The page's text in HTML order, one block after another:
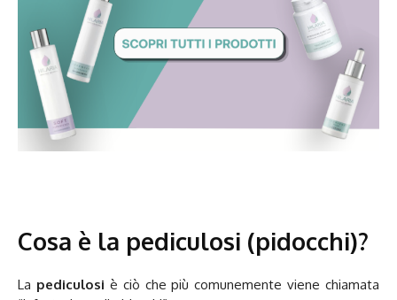
Cosa è la pediculosi (pidocchi)?
La pediculosi è ciò che più comunemente viene chiamata